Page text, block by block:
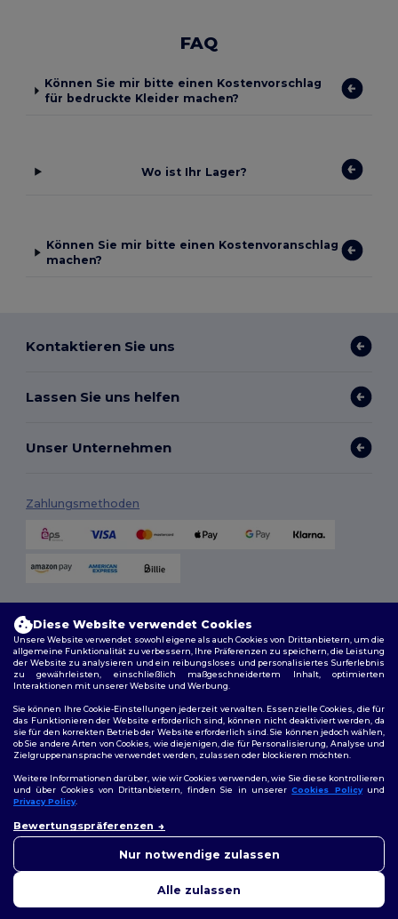
FAQ
Können Sie mir bitte einen Kostenvorschlag
für bedruckte Kleider machen?
Wo ist Ihr Lager?
Können Sie mir bitte einen Kostenvoranschlag
machen?
Kontaktieren Sie uns
Lassen Sie uns helfen
Unser Unternehmen
Zahlungsmethoden
Allgemeine Geschäftsbedingungen
Datenschutzbestimmungen|Cookie-Richtlinie|Site Map
Folge uns
Diese Website verwendet Cookies
Unsere Website verwendet sowohl eigene als auch Cookies von Drittanbietern, um die
allgemeine Funktionalität zu verbessern, Ihre Präferenzen zu speichern, die Leistung
der Website zu analysieren und ein reibungsloses und personalisiertes Surferlebnis
zu gewährleisten, einschließlich maßgeschneidertem Inhalt, optimierten
Interaktionen mit unserer Website und Werbung.
Sie können Ihre Cookie-Einstellungen jederzeit verwalten. Essenzielle Cookies, die für
das Funktionieren der Website erforderlich sind, können nicht deaktiviert werden, da
sie für den korrekten Betrieb der Website erforderlich sind. Sie können jedoch wählen,
ob Sie andere Arten von Cookies, wie diejenigen, die für Personalisierung, Analyse und
Zielgruppenansprache verwendet werden, zulassen oder blockieren möchten.
Weitere Informationen darüber, wie wir Cookies verwenden, wie Sie diese kontrollieren
und über Cookies von Drittanbietern, finden Sie in unsererCookies Policyund
Privacy Policy.
Bewertungspräferenzen
Nur notwendige zulassen
Alle zulassen
uns jederzeit kontaktieren.
Ihnen zu helfen.